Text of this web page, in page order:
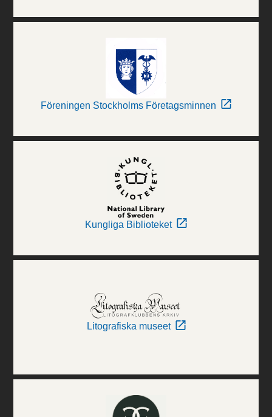
Föreningen Stockholms Företagsminnen
Kungliga Biblioteket
Litografiska museet